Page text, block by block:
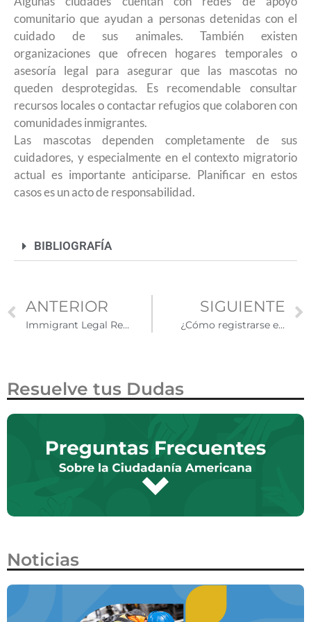
comunitario que ayudan a personas detenidas con el
cuidado de sus animales. También existen
organizaciones que ofrecen hogares temporales o
asesoría legal para asegurar que las mascotas no
queden desprotegidas. Es recomendable consultar
recursos locales o contactar refugios que colaboren con
comunidades inmigrantes.
Las mascotas dependen completamente de sus
cuidadores, y especialmente en el contexto migratorio
actual es importante anticiparse. Planificar en estos
casos es un acto de responsabilidad.
BIBLIOGRAFÍA
ANTERIOR
Immigrant Legal Resource Center ofrece asistencia legal, capacitación y defensa de derechos migratorios
SIGUIENTE
¿Cómo registrarse en el Alien Registration Requirement (ARR)?
Resuelve tus Dudas
Noticias